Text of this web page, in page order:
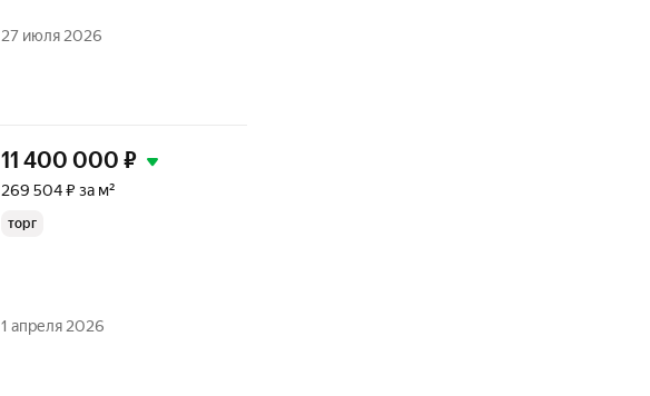
27 июля 2026
11 400 000 ₽
269 504 ₽ за м²
торг
1 апреля 2026